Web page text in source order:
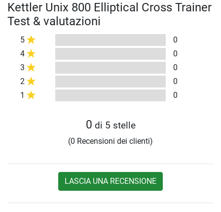
Kettler Unix 800 Elliptical Cross Trainer
Test & valutazioni
5
0
4
0
3
0
2
0
1
0
0 di 5 stelle
(0 Recensioni dei clienti)
LASCIA UNA RECENSIONE